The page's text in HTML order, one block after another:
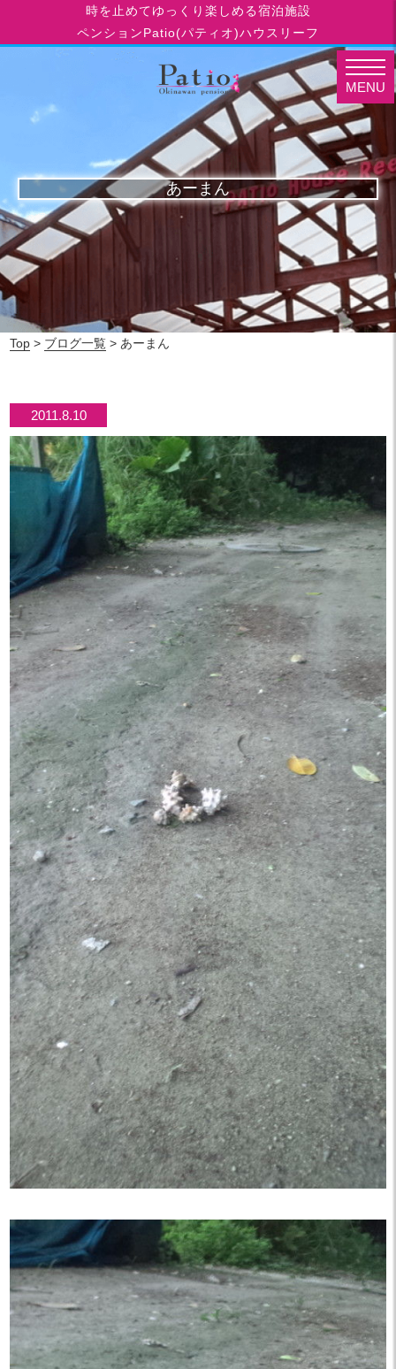
時を止めてゆっくり楽しめる宿泊施設
ペンションPatio(パティオ)ハウスリーフ
あーまん
Top > ブログ一覧 > あーまん
2011.8.10
MENU